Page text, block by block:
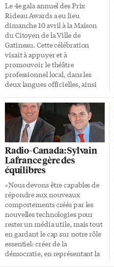
Le 4e gala annuel des Prix
Rideau Awards a eu lieu
dimanche 10 avril à la Maison
du Citoyen de la Ville de
Gatineau. Cette célébration
visait à appuyer et à
promouvoir le théâtre
professionnel local, dans les
deux langues officielles, ainsi
Le Théâtre français de Toronto
rafle quatre prix avec sa
coproduction Les Médecins de
Molière. Le Théâtre français de
Toronto était nominé dans six
catégories avec Les Médecins
de Molière, une coproduction
avec le Théâtre la Catapulte.
Comme l’ont mentionné les
récipiendaires dans leurs
remerciements, le succès d’une
pièce de théâtre est le […]
Radio-Canada: Sylvain
Lafrance gère des
équilibres
«Nous devons être capables de
répondre aux nouveaux
comportements créés par les
nouvelles technologies pour
rester un média utile, mais tout
en gardant le cap sur notre rôle
essentiel: créer de la
démocratie, en représentant la